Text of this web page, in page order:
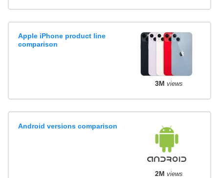
Apple iPhone product line
comparison
3M views
Android versions comparison
2M views